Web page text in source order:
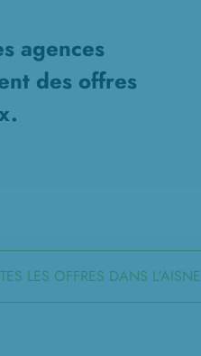
agences
des offres
LES OFFRES DANS L'AISNE